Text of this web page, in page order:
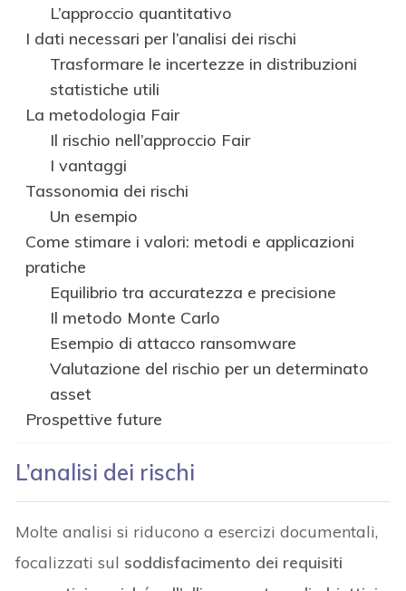
L’approccio quantitativo
I dati necessari per l’analisi dei rischi
Trasformare le incertezze in distribuzioni
statistiche utili
La metodologia Fair
Il rischio nell’approccio Fair
I vantaggi
Tassonomia dei rischi
Un esempio
Come stimare i valori: metodi e applicazioni
pratiche
Equilibrio tra accuratezza e precisione
Il metodo Monte Carlo
Esempio di attacco ransomware
Valutazione del rischio per un determinato
asset
Prospettive future
L’analisi dei rischi
Molte analisi si riducono a esercizi documentali,
focalizzati sul soddisfacimento dei requisiti